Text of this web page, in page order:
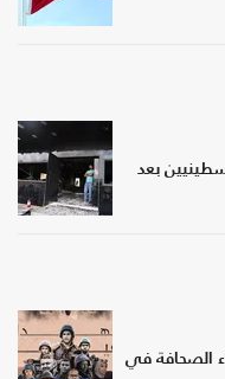
بعد
الصحافة في